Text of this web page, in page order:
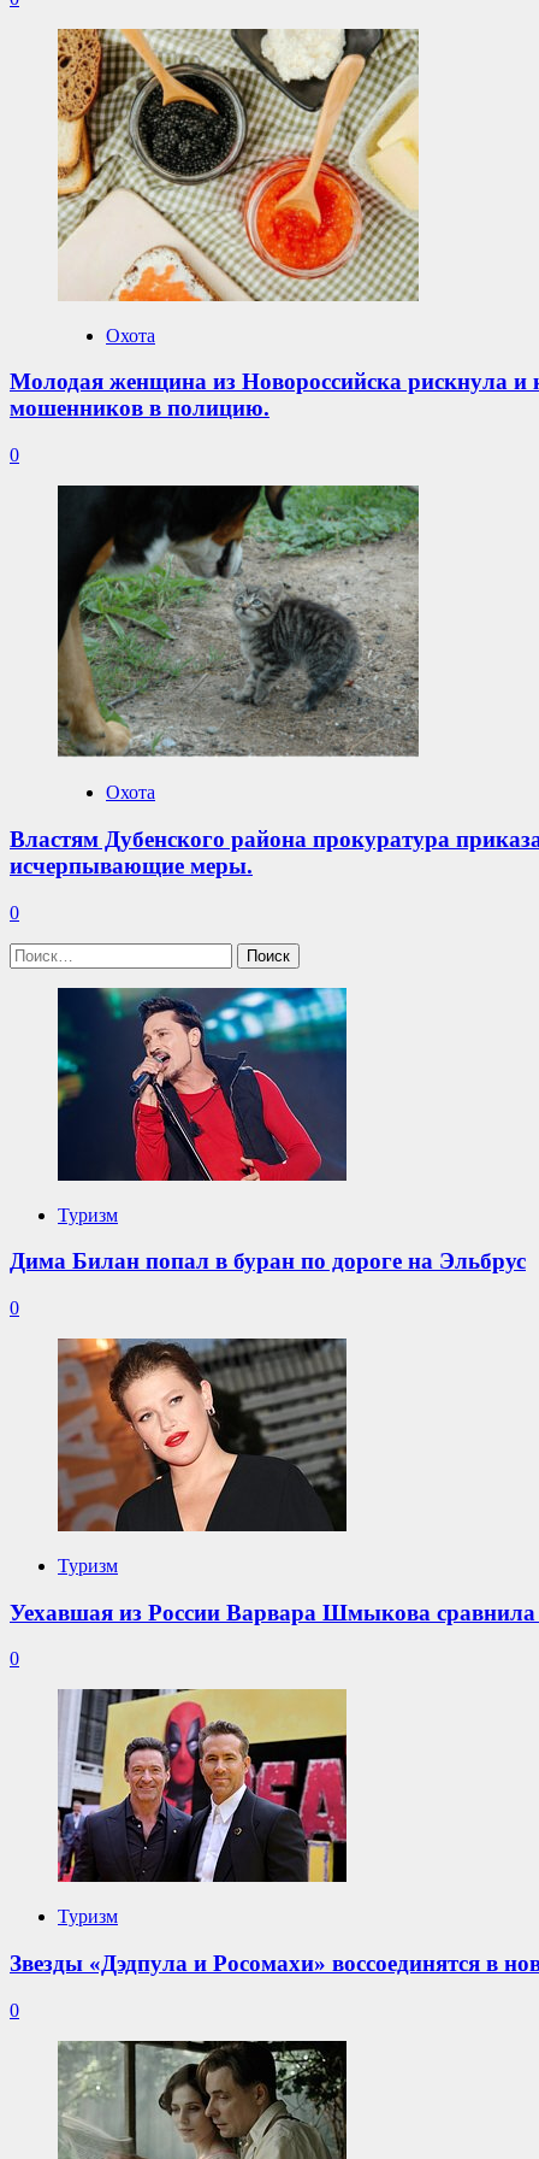
Охота
Молодая женщина из Новороссийска рискнула и
мошенников в полицию.
0
Охота
Властям Дубенского района прокуратура
исчерпывающие меры.
0
Найти:
Туризм
Дима Билан попал в буран по дороге на Эльбрус
0
Туризм
Уехавшая из России Варвара Шмыкова
0
Туризм
Звезды «Дэдпула и Росомахи» воссоединятся в
0